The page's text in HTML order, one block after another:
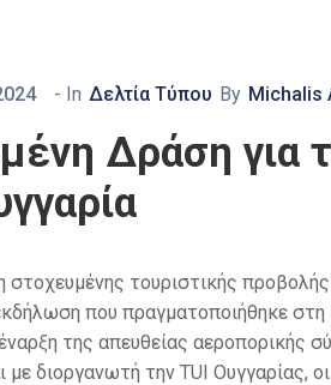
- In Δελτία Τύπου By Michalis
Δράση για
στοχευμένης τουριστικής
που πραγματοποιήθηκε
της απευθείας αεροπορικής
με διοργανωτή την TUI Ουγγαρίας,